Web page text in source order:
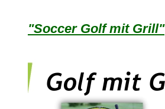
"Soccer Golf mit Grill"